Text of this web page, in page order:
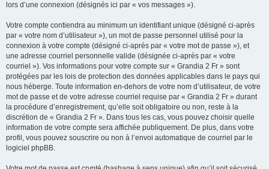
lors d’une connexion (désignés ici par « vos messages »).
Votre compte contiendra au minimum un identifiant unique (désigné ci-après
par « votre nom d’utilisateur »), un mot de passe personnel utilisé pour la
connexion à votre compte (désigné ci-après par « votre mot de passe »), et
une adresse courriel personnelle valide (désignée ci-après par « votre
courriel »). Vos informations pour votre compte sur « Grandia 2 Fr » sont
protégées par les lois de protection des données applicables dans le pays qui
nous héberge. Toute information en-dehors de votre nom d’utilisateur, de votre
mot de passe et de votre adresse courriel requise par « Grandia 2 Fr » durant
la procédure d’enregistrement, qu’elle soit obligatoire ou non, reste à la
discrétion de « Grandia 2 Fr ». Dans tous les cas, vous pouvez choisir quelle
information de votre compte sera affichée publiquement. De plus, dans votre
profil, vous pouvez souscrire ou non à l’envoi automatique de courriel par le
logiciel phpBB.